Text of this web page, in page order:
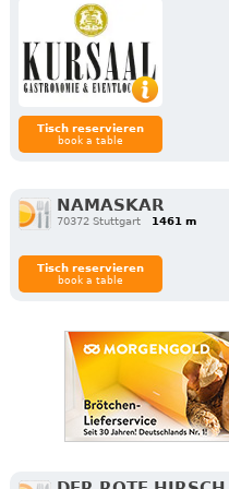
Tisch reservieren
book a table
NAMASKAR
70372 Stuttgart
1461 m
Tisch reservieren
book a table